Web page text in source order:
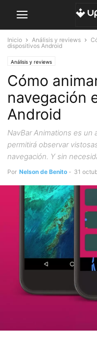
Inicio Análisis y reviews
dispositivos Android
Análisis y reviews
Cómo
navegación
Android
NavBar Animations es un
permitirá observar
navegación. Y sin
Por Nelson de Benito - 31